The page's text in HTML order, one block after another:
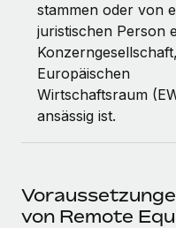
stammen oder von
juristischen Person
Europäischen
Wirtschaftsraum
ansässig ist.
von Remote